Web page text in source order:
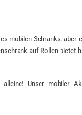
mobilen Schranks, aber
auf Rollen
Unser mobiler